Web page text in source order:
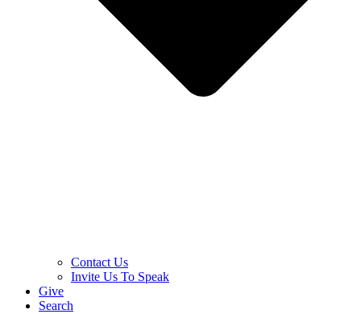
Contact Us
Invite Us To Speak
Give
Search